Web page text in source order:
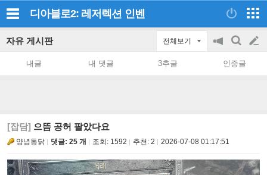
디아블로2: 레저렉션 인벤
자유 게시판 전체보기
공
on/off
검
색
글
쓰
내글 내 댓글 3추글 인증글
[잡담] 으뜸 공허 팔았다요
양념통닭 댓글: 25 개 조회: 1592 추천: 2 2026-07-08 01:17:51